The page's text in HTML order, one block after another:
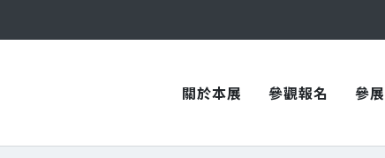
關於本展 參觀報名 參